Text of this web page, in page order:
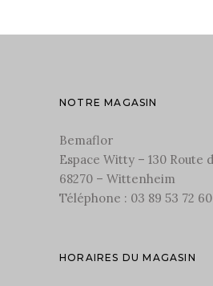
NOTRE MAGASIN
Bemaflor
Espace Witty – 130 Route
68270 – Wittenheim
Téléphone : 03 89 53 72 60
HORAIRES DU MAGASIN